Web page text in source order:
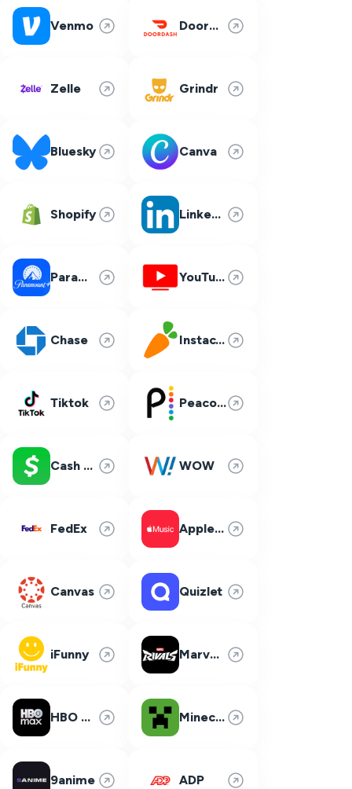
Venmo DoorDash
Zelle Grindr
Bluesky Canva
Shopify LinkedIn
Paramount Plus YouTube TV
Chase Instacart
Tiktok Peacock
Cash App WOW
FedEx Apple Music
Canvas Quizlet
iFunny Marvel Rivals
HBO Max Minecraft
9anime ADP